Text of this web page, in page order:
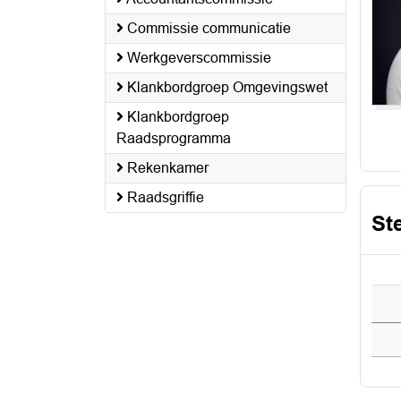
Commissie communicatie
Werkgeverscommissie
Klankbordgroep Omgevingswet
Klankbordgroep
Raadsprogramma
Rekenkamer
Raadsgriffie